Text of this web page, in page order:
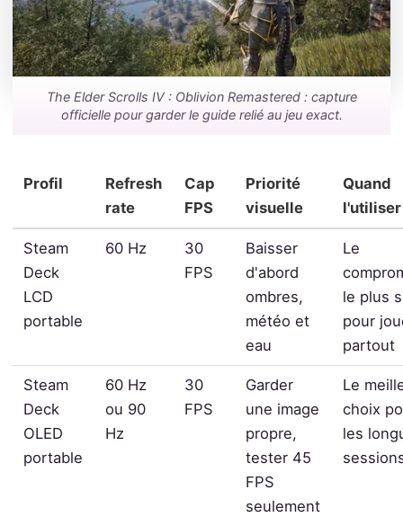
The Elder Scrolls IV : Oblivion Remastered : capture
officielle pour garder le guide relié au jeu exact.
Profil
Refresh
rate
Cap
FPS
Priorité
visuelle
Quand
l'utiliser
Steam
Deck
LCD
portable
60 Hz
30
FPS
Baisser
d'abord
ombres,
météo et
eau
Le
le plus
pour
partout
Steam
Deck
OLED
portable
60 Hz
ou 90
Hz
30
FPS
Garder
une image
propre,
tester 45
FPS
seulement
Le
choix
les